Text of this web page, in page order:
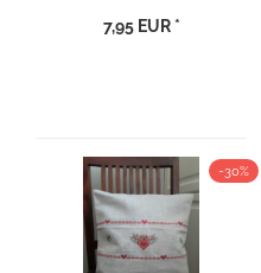
7,95 EUR *
-30%